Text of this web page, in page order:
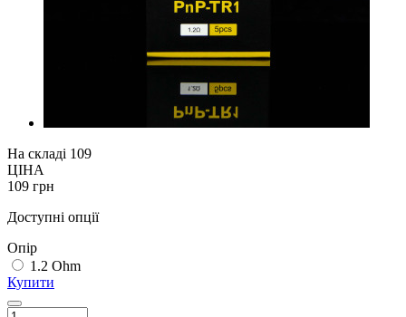
На складі 109
ЦІНА
109 грн
Доступні опції
Опір
1.2 Ohm
Купити